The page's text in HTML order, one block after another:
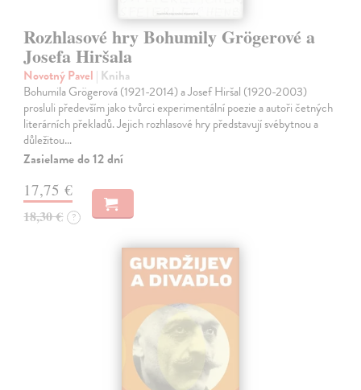
Rozhlasové hry Bohumily Grögerové a
Josefa Hiršala
Novotný Pavel | Kniha
Bohumila Grögerová (1921-2014) a Josef Hiršal (1920-2003)
prosluli především jako tvůrci experimentální poezie a autoři četných
literárních překladů. Jejich rozhlasové hry představují svébytnou a
důležitou…
Zasielame do 12 dní
17,75 €
18,30 € ?